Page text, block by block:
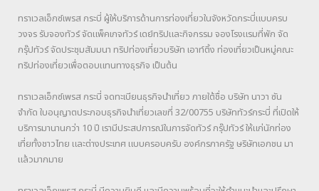
ทราเวลเอ็กซ์เพรส กระบี่ ผู้ให้บริการด้านการท่องเที่ยวในจังหวัดกระบี่แบบครบ
วงจร รับจองทัวร์ จัดแพ็คเกจทัวร์ เดย์ทริปและกิจกรรม จองโรงแรมที่พัก จัด
กรุ๊ปทัวร์ จัดประชุมสัมมนา ทริปท่องเที่ยวบริษัท เอาท์ติ้ง ท่องเที่ยวเป็นหมู่คณะ
ทริปท่องเที่ยวเพื่อตอบแทนทางธุรกิจ เป็นต้น
ทราเวลเอ็กซ์เพรส กระบี่ จดทะเบียนธุรกิจนำเที่ยว ภายใต้ชื่อ บริษัท นาวา ซัน
จำกัด ใบอนุญาตประกอบธุรกิจนำเที่ยวเลขที่ 32/00755 บริษัททัวร์กระบี่ ที่เปิดให้
บริการมานานกว่า 10 ปี เรามีประสปการณ์ในการจัดทัวร์ กรุ๊ปทัวร์ ให้แก่นักท่อง
เที่ยทั้งชาวไทย และต่างประเทศ แบบครอบครับ องค์กรภาครัฐ ษริษัทเอกชน มา
แล้วมากมาย